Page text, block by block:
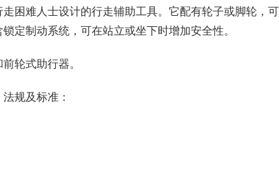
困难人士设计的行走辅助工具。它配有轮子或脚轮，
定制动系统，可在站立或坐下时增加安全性。
轮式助行器。
规及标准：